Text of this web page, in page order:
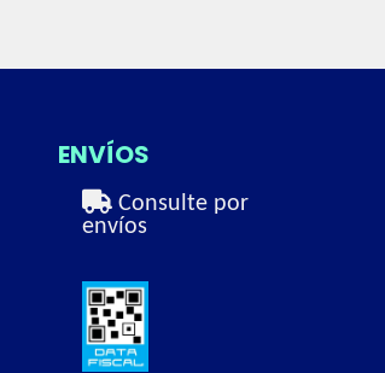
ENVÍOS
Consulte por
envíos